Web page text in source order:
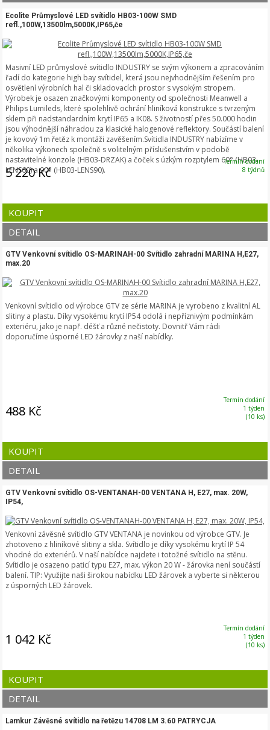
Ecolite Průmyslové LED svítidlo HB03-100W SMD
refl.,100W,13500lm,5000K,IP65,če
Masivní LED průmyslové svítidlo INDUSTRY se svým výkonem a zpracováním
řadí do kategorie high bay svítidel, která jsou nejvhodnějším řešením pro
osvětlení výrobních hal či skladovacích prostor s vysokým stropem.
Výrobek je osazen značkovými komponenty od společnosti Meanwell a
Philips Lumileds, které spolehlivě ochrání hliníková konstrukce s tvrzeným
sklem při nadstandardním krytí IP65 a IK08. S životností přes 50.000 hodin
jsou výhodnější náhradou za klasické halogenové reflektory. Součástí balení
je kovový 1m řetěz k montáži zavěšením.Svítidla INDUSTRY nabízíme v
několika výkonech společně s volitelným příslušenstvím v podobě
nastavitelné konzole (HB03-DRZAK) a čoček s úzkým rozptylem 60° (HB03-
LENS60) a 90° (HB03-LENS90).
5 220 Kč
Termín dodání
8 týdnů
KOUPIT
DETAIL
GTV Venkovní svítidlo OS-MARINAH-00 Svítidlo zahradní MARINA H,E27,
max.20
Venkovní svítidlo od výrobce GTV ze série MARINA je vyrobeno z kvalitní AL
slitiny a plastu. Díky vysokému krytí IP54 odolá i nepříznivým podmínkám
exteriéru, jako je např. déšť a různé nečistoty. Dovnitř Vám rádi
doporučíme úsporné LED žárovky z naší nabídky.
488 Kč
Termín dodání
1 týden
(10 ks)
KOUPIT
DETAIL
GTV Venkovní svítidlo OS-VENTANAH-00 VENTANA H, E27, max. 20W,
IP54,
Venkovní závěsné svítidlo GTV VENTANA je novinkou od výrobce GTV. Je
zhotoveno z hliníkové slitiny a skla. Svítidlo je díky vysokému krytí IP 54
vhodné do exteriérů. V naší nabídce najdete i totožné svítidlo na stěnu.
Svítidlo je osazeno paticí typu E27, max. výkon 20 W - žárovka není součástí
balení. TIP: Využijte naši širokou nabídku LED žárovek a vyberte si některou
z úsporných LED žárovek.
1 042 Kč
Termín dodání
1 týden
(10 ks)
KOUPIT
DETAIL
Lamkur Závěsné svítidlo na řetězu 14708 LM 3.60 PATRYCJA